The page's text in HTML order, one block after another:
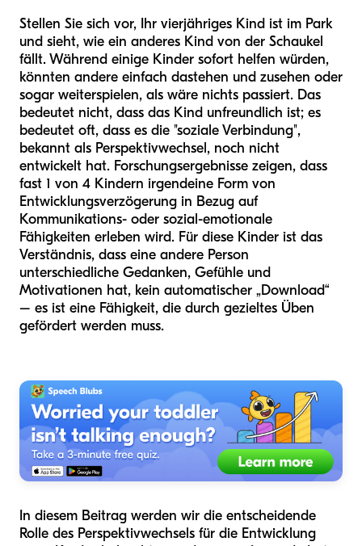
Stellen Sie sich vor, Ihr vierjähriges Kind ist im Park
und sieht, wie ein anderes Kind von der Schaukel
fällt. Während einige Kinder sofort helfen würden,
könnten andere einfach dastehen und zusehen oder
sogar weiterspielen, als wäre nichts passiert. Das
bedeutet nicht, dass das Kind unfreundlich ist; es
bedeutet oft, dass es die "soziale Verbindung",
bekannt als Perspektivwechsel, noch nicht
entwickelt hat. Forschungsergebnisse zeigen, dass
fast 1 von 4 Kindern irgendeine Form von
Entwicklungsverzögerung in Bezug auf
Kommunikations- oder sozial-emotionale
Fähigkeiten erleben wird. Für diese Kinder ist das
Verständnis, dass eine andere Person
unterschiedliche Gedanken, Gefühle und
Motivationen hat, kein automatischer „Download“
– es ist eine Fähigkeit, die durch gezieltes Üben
gefördert werden muss.
In diesem Beitrag werden wir die entscheidende
Rolle des Perspektivwechsels für die Entwicklung